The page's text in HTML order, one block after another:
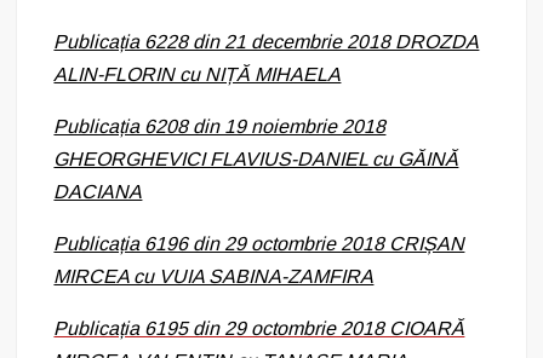
Publicația 6228 din 21 decembrie 2018 DROZDA
ALIN-FLORIN cu NIȚĂ MIHAELA
Publicația 6208 din 19 noiembrie 2018
GHEORGHEVICI FLAVIUS-DANIEL cu GĂINĂ
DACIANA
Publicația 6196 din 29 octombrie 2018 CRIȘAN
MIRCEA cu VUIA SABINA-ZAMFIRA
Publicația 6195 din 29 octombrie 2018 CIOARĂ